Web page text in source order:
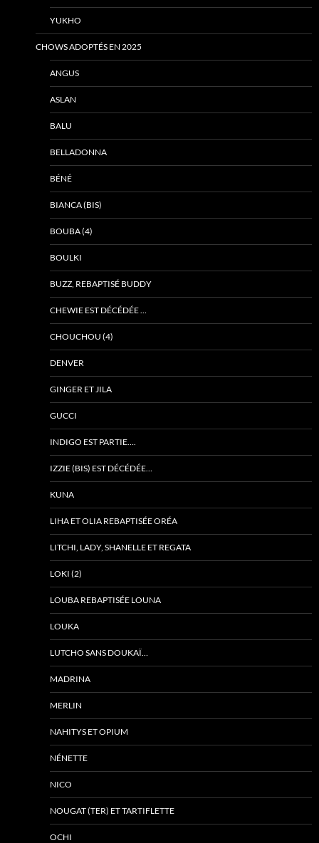
YUKHO
CHOWS ADOPTÉS EN 2025
ANGUS
ASLAN
BALU
BELLADONNA
BÉNÉ
BIANCA (BIS)
BOUBA (4)
BOULKI
BUZZ, REBAPTISÉ BUDDY
CHEWIE EST DÉCÉDÉE …
CHOUCHOU (4)
DENVER
GINGER ET JILA
GUCCI
INDIGO EST PARTIE….
IZZIE (BIS) EST DÉCÉDÉE…
KUNA
LIHA ET OLIA REBAPTISÉE ORÉA
LITCHI, LADY, SHANELLE ET REGATA
LOKI (2)
LOUBA REBAPTISÉE LOUNA
LOUKA
LUTCHO SANS DOUKAÏ…
MADRINA
MERLIN
NAHITYS ET OPIUM
NÉNETTE
NICO
NOUGAT (TER) ET TARTIFLETTE
OCHI